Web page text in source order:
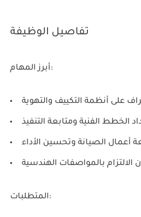
تفاصيل الوظيفة
أبرز المهام:
المتطلبات: